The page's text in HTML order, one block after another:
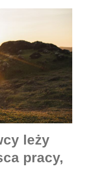
leży
pracy,